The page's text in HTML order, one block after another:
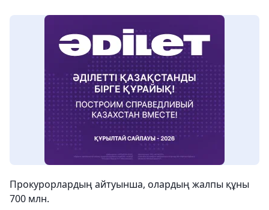
Прокурорлардың айтуынша, олардың жалпы құны
700 млн.